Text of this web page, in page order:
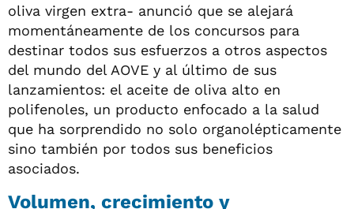
oliva virgen extra- anunció que se alejará
momentáneamente de los concursos para
destinar todos sus esfuerzos a otros aspectos
del mundo del AOVE y al último de sus
lanzamientos: el aceite de oliva alto en
polifenoles, un producto enfocado a la salud
que ha sorprendido no solo organolépticamente
sino también por todos sus beneficios
asociados.
Volumen, crecimiento y